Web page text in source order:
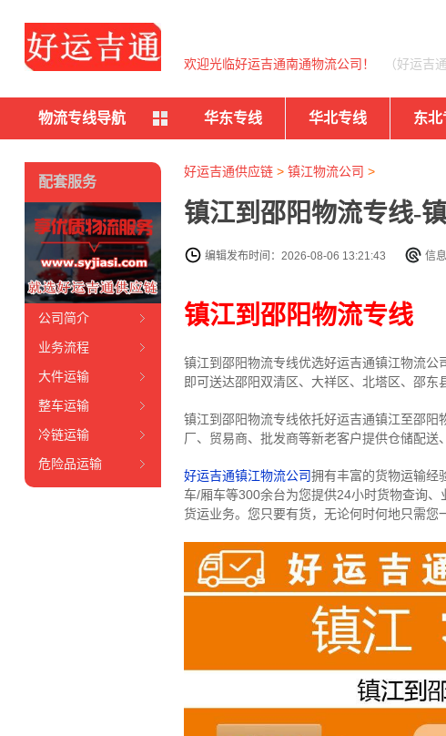
欢迎光临好运吉通南通物流公司！ （好运吉
物流专线导航 华东专线 华北专线 东北
好运吉通供应链> 镇江物流公司 >
镇江到邵阳物流专线-
编辑发布时间：2026-08-06 13:21:43 信
镇江到邵阳物流专线
镇江到邵阳物流专线优选好运吉通镇江物流公
即可送达邵阳双清区、大祥区、北塔区、邵东
镇江到邵阳物流专线依托好运吉通镇江至邵
厂、贸易商、批发商等新老客户提供仓储配送
好运吉通镇江物流公司拥有丰富的货物运输经
车/厢车等300余台为您提供24小时货物查询、
货运业务。 您只要有货，无论何时何地只需您
配套服务
公司简介
业务流程
大件运输
整车运输
冷链运输
危险品运输